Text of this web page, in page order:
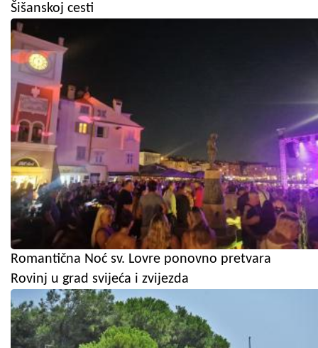
Šišanskoj cesti
Romantična Noć sv. Lovre ponovno pretvara
Rovinj u grad svijeća i zvijezda